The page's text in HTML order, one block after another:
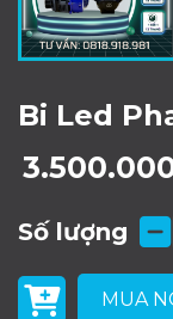
Bi Led
Số lượng
MUA